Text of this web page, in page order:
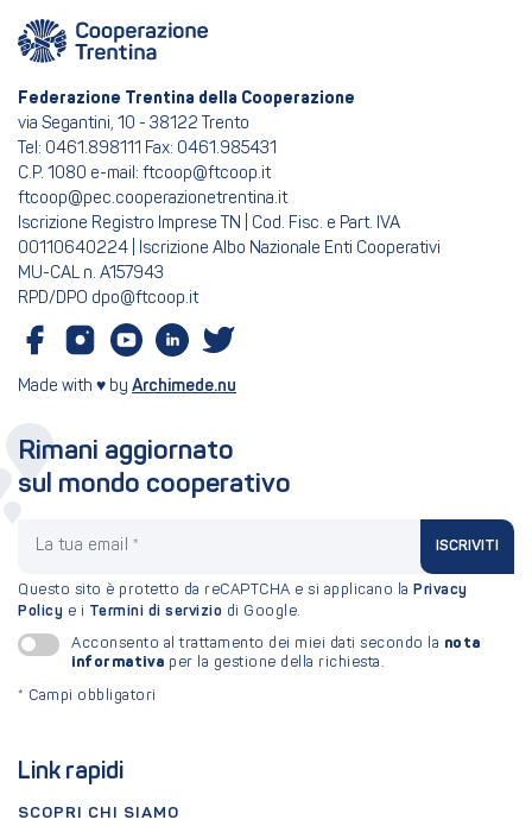
Federazione Trentina della Cooperazione
via Segantini, 10 - 38122 Trento
Tel: 0461.898111 Fax: 0461.985431
C.P. 1080 e-mail: ftcoop@ftcoop.it
ftcoop@pec.cooperazionetrentina.it
Iscrizione Registro Imprese TN | Cod. Fisc. e Part. IVA
00110640224 | Iscrizione Albo Nazionale Enti Cooperativi
MU-CAL n. A157943
RPD/DPO dpo@ftcoop.it
Made with ♥ by Archimede.nu
Link rapidi
SCOPRI CHI SIAMO
Rimani aggiornato
sul mondo cooperativo
ISCRIVITI
Questo sito è protetto da reCAPTCHA e si applicano la Privacy
Policy e i Termini di servizio di Google.
Acconsento al trattamento dei miei dati secondo la nota
informativa per la gestione della richiesta.
* Campi obbligatori